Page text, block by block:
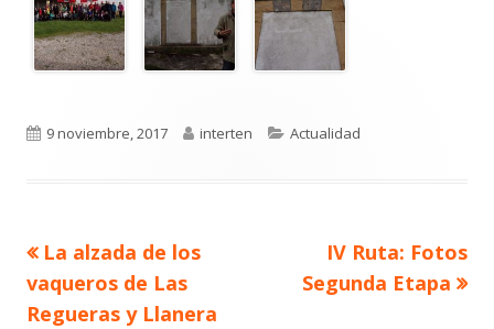
Publicado
9 noviembre, 2017 Autor
interten Categorías
Actualidad
Navegación
de
Artículo
anterior
La alzada de los
vaqueros de Las
Regueras y Llanera
Artículo
siguiente
IV Ruta: Fotos
Segunda Etapa